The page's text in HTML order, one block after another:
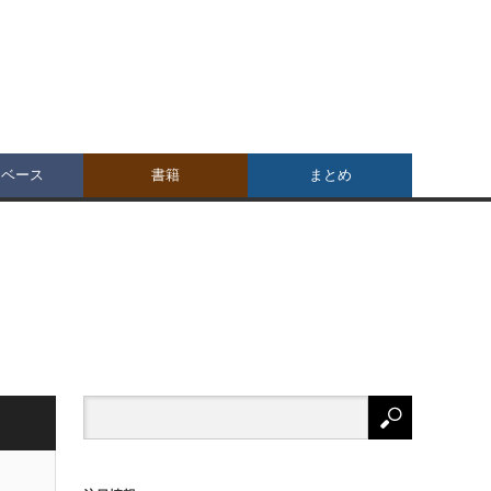
ース 書籍 まとめ